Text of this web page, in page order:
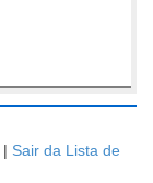
| Sair da Lista de